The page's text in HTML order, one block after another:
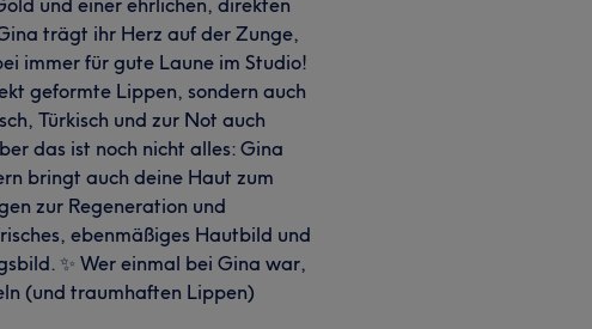
trägt ihr Herz auf der Zunge,
immer für gute Laune im Studio!
geformte Lippen, sondern auch
Türkisch und zur Not auch
das ist noch nicht alles: Gina
bringt auch deine Haut zum
zur Regeneration und
ebenmäßiges Hautbild und
✨ Wer einmal bei Gina war,
(und traumhaften Lippen)